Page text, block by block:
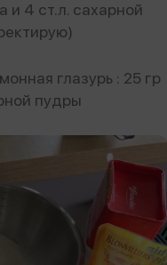
и 4 ст.л. сахарной
глазурь : 25 гр
пудры